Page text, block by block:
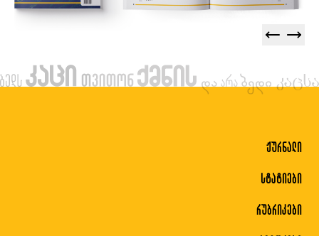
ჟურნალი
სტატიები
რუბრიკები